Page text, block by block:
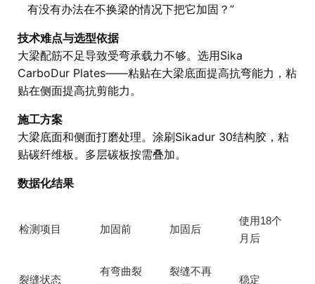
有没有办法在不换梁的情况下把它加固？”
技术难点与选型依据
大梁配筋不足导致受弯承载力不够。选用Sika
CarboDur Plates——粘贴在大梁底面提高抗弯能力，粘
贴在侧面提高抗剪能力。
施工方案
大梁底面和侧面打磨处理。涂刷Sikadur 30结构胶，粘
贴碳纤维板。多层碳板按需叠加。
数据化结果
检测项目 加固前 加固后
使用18个
月后
裂缝状态
有弯曲裂
裂缝不再
稳定